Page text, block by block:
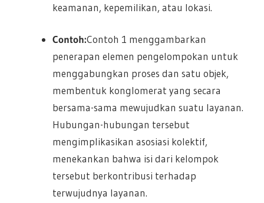
keamanan, kepemilikan, atau lokasi.
Contoh:Contoh 1 menggambarkan
penerapan elemen pengelompokan untuk
menggabungkan proses dan satu objek,
membentuk konglomerat yang secara
bersama-sama mewujudkan suatu layanan.
Hubungan-hubungan tersebut
mengimplikasikan asosiasi kolektif,
menekankan bahwa isi dari kelompok
tersebut berkontribusi terhadap
terwujudnya layanan.